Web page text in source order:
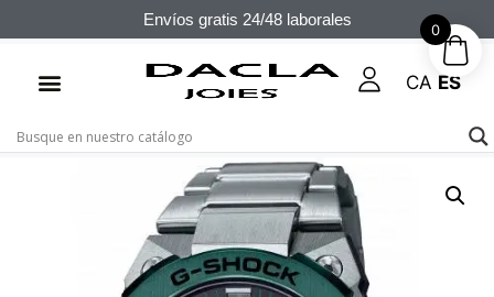
Envíos gratis 24/48 laborales
CA ES
0